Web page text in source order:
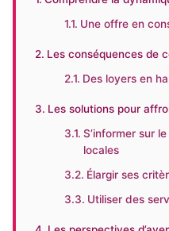
Une offre en
Les conséquences de
Des loyers en
Les solutions pour
S’informer sur
locales
Élargir ses
Utiliser des